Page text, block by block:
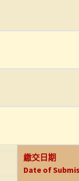
繳交日期
Date of